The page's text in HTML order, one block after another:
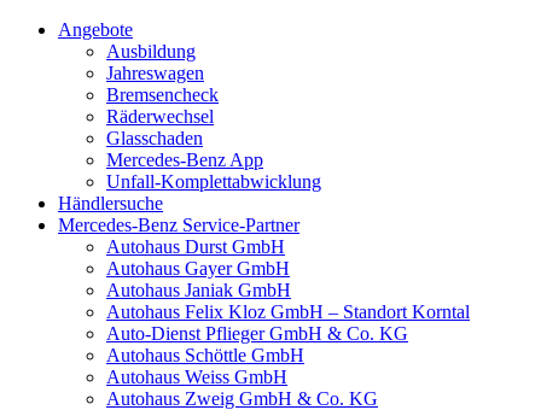
Angebote
Ausbildung
Jahreswagen
Bremsencheck
Räderwechsel
Glasschaden
Mercedes-Benz App
Unfall-Komplettabwicklung
Händlersuche
Mercedes-Benz Service-Partner
Autohaus Durst GmbH
Autohaus Gayer GmbH
Autohaus Janiak GmbH
Autohaus Felix Kloz GmbH – Standort Korntal
Auto-Dienst Pflieger GmbH & Co. KG
Autohaus Schöttle GmbH
Autohaus Weiss GmbH
Autohaus Zweig GmbH & Co. KG